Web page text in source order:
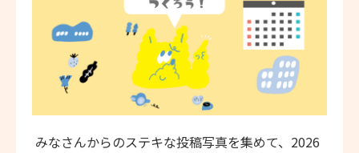
みなさんからのステキな投稿写真を集めて、2026